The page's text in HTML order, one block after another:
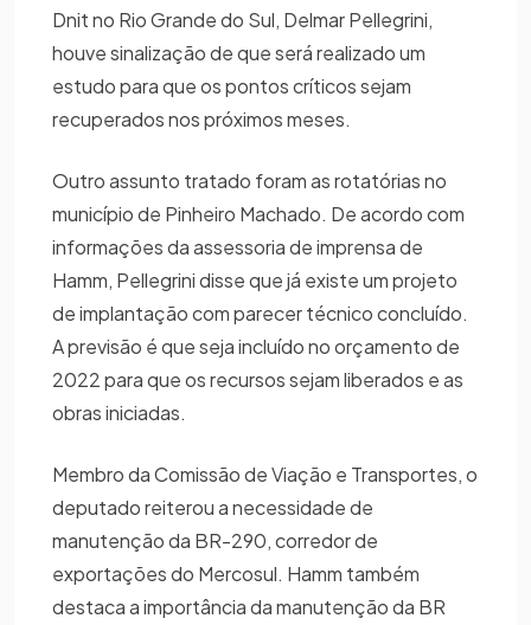
Dnit no Rio Grande do Sul, Delmar Pellegrini,
houve sinalização de que será realizado um
estudo para que os pontos críticos sejam
recuperados nos próximos meses.
Outro assunto tratado foram as rotatórias no
município de Pinheiro Machado. De acordo com
informações da assessoria de imprensa de
Hamm, Pellegrini disse que já existe um projeto
de implantação com parecer técnico concluído.
A previsão é que seja incluído no orçamento de
2022 para que os recursos sejam liberados e as
obras iniciadas.
Membro da Comissão de Viação e Transportes, o
deputado reiterou a necessidade de
manutenção da BR-290, corredor de
exportações do Mercosul. Hamm também
destaca a importância da manutenção da BR